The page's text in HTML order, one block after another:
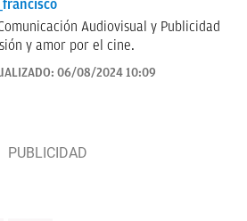
Audiovisual y Publicidad
y amor por el cine.
06/08/2024 10:09